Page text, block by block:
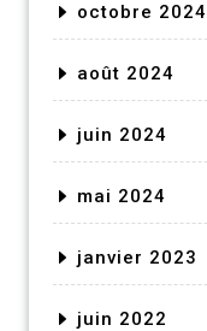
octobre 2024
août 2024
juin 2024
mai 2024
janvier 2023
juin 2022